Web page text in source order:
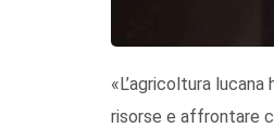
«L’agricoltura
risorse e affrontare